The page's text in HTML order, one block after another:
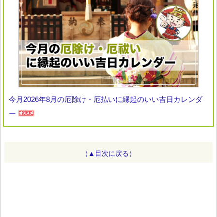
今月2026年8月の厄除け・厄払いに縁起のいい吉日カレンダ
ー
（▲目次に戻る）